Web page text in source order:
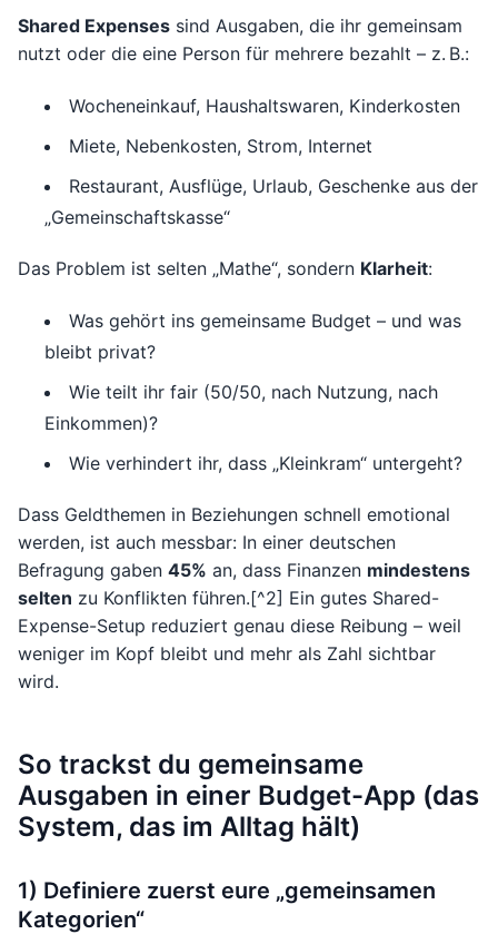
Shared Expenses sind Ausgaben, die ihr gemeinsam
nutzt oder die eine Person für mehrere bezahlt – z. B.:
Wocheneinkauf, Haushaltswaren, Kinderkosten
Miete, Nebenkosten, Strom, Internet
Restaurant, Ausflüge, Urlaub, Geschenke aus der
„Gemeinschaftskasse“
Das Problem ist selten „Mathe“, sondern Klarheit:
Was gehört ins gemeinsame Budget – und was
bleibt privat?
Wie teilt ihr fair (50/50, nach Nutzung, nach
Einkommen)?
Wie verhindert ihr, dass „Kleinkram“ untergeht?
Dass Geldthemen in Beziehungen schnell emotional
werden, ist auch messbar: In einer deutschen
Befragung gaben 45% an, dass Finanzen mindestens
selten zu Konflikten führen.[^2] Ein gutes Shared-
Expense-Setup reduziert genau diese Reibung – weil
weniger im Kopf bleibt und mehr als Zahl sichtbar
wird.
So trackst du gemeinsame
Ausgaben in einer Budget-App (das
System, das im Alltag hält)
1) Definiere zuerst eure „gemeinsamen
Kategorien“